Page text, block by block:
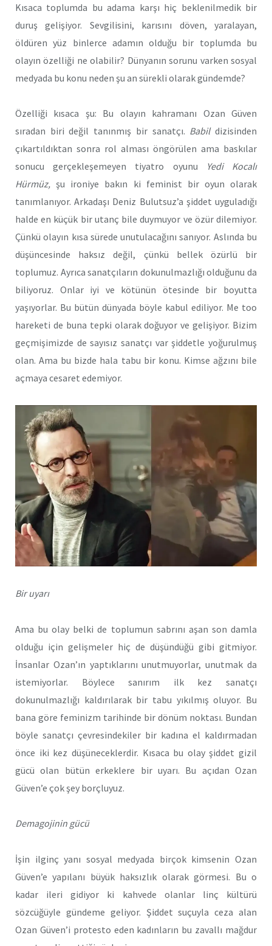
Kısaca toplumda bu adama karşı hiç beklenilmedik bir
duruş gelişiyor. Sevgilisini, karısını döven, yaralayan,
öldüren yüz binlerce adamın olduğu bir toplumda bu
olayın özelliği ne olabilir? Dünyanın sorunu varken sosyal
medyada bu konu neden şu an sürekli olarak gündemde?
Özelliği kısaca şu: Bu olayın kahramanı Ozan Güven
sıradan biri değil tanınmış bir sanatçı. Babildizisinden
çıkartıldıktan sonra rol alması öngörülen ama baskılar
sonucu gerçekleşemeyen tiyatro oyunu
Yedi Kocalı
Hürmüz, şu ironiye bakın ki feminist bir oyun olarak
tanımlanıyor. Arkadaşı Deniz Bulutsuz’a şiddet uyguladığı
halde en küçük bir utanç bile duymuyor ve özür dilemiyor.
Çünkü olayın kısa sürede unutulacağını sanıyor. Aslında bu
düşüncesinde haksız değil, çünkü bellek özürlü bir
toplumuz. Ayrıca sanatçıların dokunulmazlığı olduğunu da
biliyoruz. Onlar iyi ve kötünün ötesinde bir boyutta
yaşıyorlar. Bu bütün dünyada böyle kabul ediliyor. Me too
hareketi de buna tepki olarak doğuyor ve gelişiyor. Bizim
geçmişimizde de sayısız sanatçı var şiddetle yoğurulmuş
olan. Ama bu bizde hala tabu bir konu. Kimse ağzını bile
açmaya cesaret edemiyor.
Bir uyarı
Ama bu olay belki de toplumun sabrını aşan son damla
olduğu için gelişmeler hiç de düşündüğü gibi gitmiyor.
İnsanlar Ozan’ın yaptıklarını unutmuyorlar, unutmak da
istemiyorlar. Böylece sanırım ilk kez sanatçı
dokunulmazlığı kaldırılarak bir tabu yıkılmış oluyor. Bu
bana göre feminizm tarihinde bir dönüm noktası. Bundan
böyle sanatçı çevresindekiler bir kadına el kaldırmadan
önce iki kez düşüneceklerdir. Kısaca bu olay şiddet gizil
gücü olan bütün erkeklere bir uyarı. Bu açıdan Ozan
Güven’e çok şey borçluyuz.
Demagojinin gücü
İşin ilginç yanı sosyal medyada birçok kimsenin Ozan
Güven’e yapılanı büyük haksızlık olarak görmesi. Bu o
kadar ileri gidiyor ki kahvede olanlar linç kültürü
sözcüğüyle gündeme geliyor. Şiddet suçuyla ceza alan
Ozan Güven’i protesto eden kadınların bu zavallı mağdur